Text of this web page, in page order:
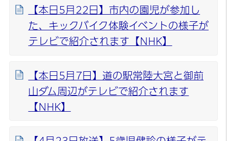
【本日5月22日】市内の園児が参加し
た、キックバイク体験イベントの様子が
テレビで紹介されます【NHK】
【本日5月7日】道の駅常陸大宮と御前
山ダム周辺がテレビで紹介されます
【NHK】